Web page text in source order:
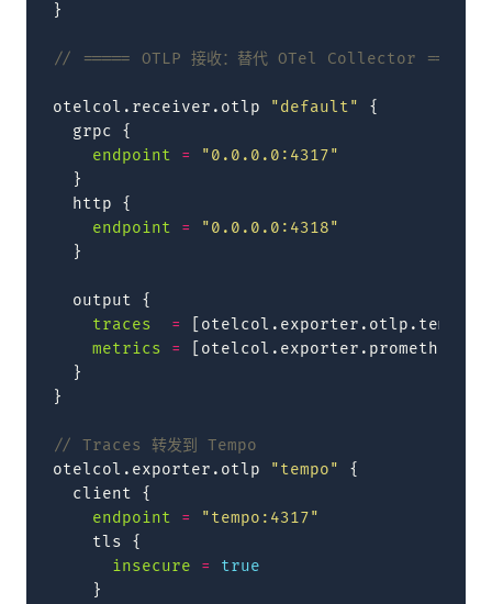
}
// ===== OTLP 接收：替代 OTel Collector =====
otelcol.receiver.otlp "default"
{
grpc
{
endpoint
=
"0.0.0.0:4317"
}
http
{
endpoint
=
"0.0.0.0:4318"
}
output
{
traces
=
metrics
=
}
}
// Traces 转发到 Tempo
otelcol.exporter.otlp
"tempo"
{
client
{
endpoint
=
"tempo:4317"
tls
{
insecure
=
true
}